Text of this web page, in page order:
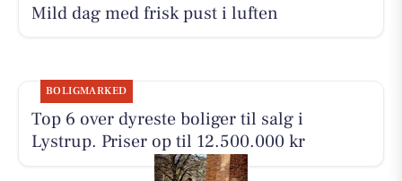
Mild dag med frisk pust i luften
BOLIGMARKED
Top 6 over dyreste boliger til salg i
Lystrup. Priser op til 12.500.000 kr